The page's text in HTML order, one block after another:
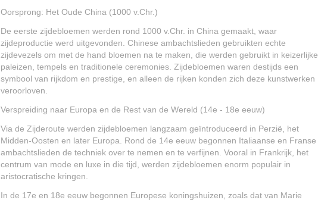
Oorsprong: Het Oude China (1000 v.Chr.)
De eerste zijdebloemen werden rond 1000 v.Chr. in China gemaakt, waar
zijdeproductie werd uitgevonden. Chinese ambachtslieden gebruikten echte
zijdevezels om met de hand bloemen na te maken, die werden gebruikt in keizerlijke
paleizen, tempels en traditionele ceremonies. Zijdebloemen waren destijds een
symbool van rijkdom en prestige, en alleen de rijken konden zich deze kunstwerken
veroorloven.
Verspreiding naar Europa en de Rest van de Wereld (14e - 18e eeuw)
Via de Zijderoute werden zijdebloemen langzaam geïntroduceerd in Perzië, het
Midden-Oosten en later Europa. Rond de 14e eeuw begonnen Italiaanse en Franse
ambachtslieden de techniek over te nemen en te verfijnen. Vooral in Frankrijk, het
centrum van mode en luxe in die tijd, werden zijdebloemen enorm populair in
aristocratische kringen.
In de 17e en 18e eeuw begonnen Europese koningshuizen, zoals dat van Marie